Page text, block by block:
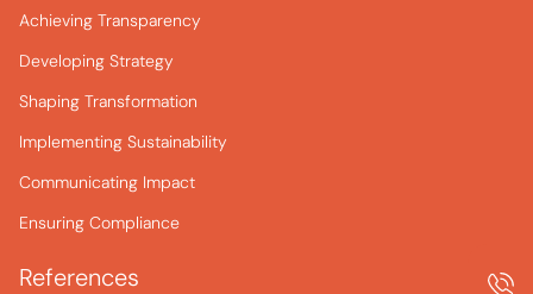
Achieving Transparency
Developing Strategy
Shaping Transformation
Implementing Sustainability
Communicating Impact
Ensuring Compliance
References